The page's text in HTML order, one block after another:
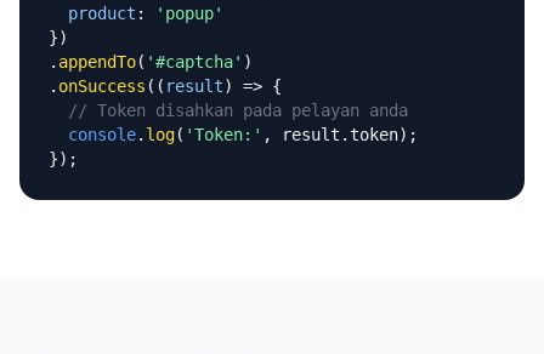
product :
'popup'
})
. appendTo( '#captcha' )
. onSuccess (( result) => {
// Token disahkan pada pelayan anda
console. log( 'Token:' , result.token);
});